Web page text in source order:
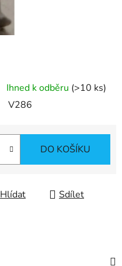
Ihned k odběru (>10 ks)
V286
DO KOŠÍKU
Hlídat Sdílet